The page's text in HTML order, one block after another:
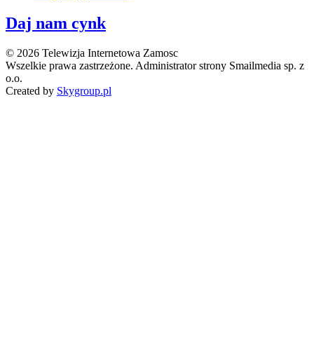
Daj nam cynk
© 2026 Telewizja Internetowa Zamosc
Wszelkie prawa zastrzeżone. Administrator strony Smailmedia sp. z
o.o.
Created by Skygroup.pl